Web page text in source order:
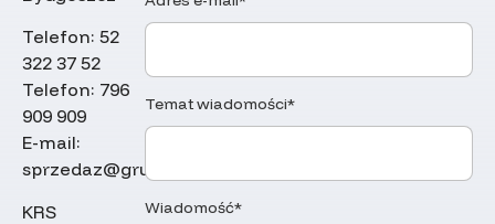
Telefon: 52
322 37 52
Telefon: 796
909 909
E-mail:
sprzedaz@grupamoderator.pl
KRS
Temat wiadomości*
Wiadomość*